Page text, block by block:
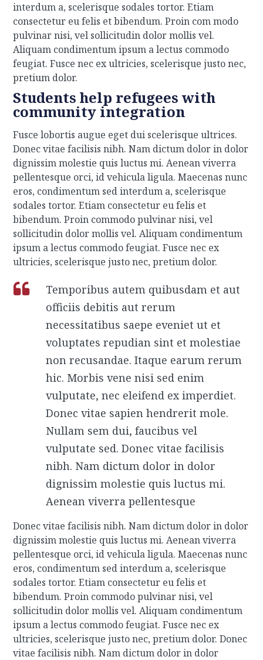
interdum a, scelerisque sodales tortor. Etiam
consectetur eu felis et bibendum. Proin com modo
pulvinar nisi, vel sollicitudin dolor mollis vel.
Aliquam condimentum ipsum a lectus commodo
feugiat. Fusce nec ex ultricies, scelerisque justo nec,
pretium dolor.
Students help refugees with
community integration
Fusce lobortis augue eget dui scelerisque ultrices.
Donec vitae facilisis nibh. Nam dictum dolor in dolor
dignissim molestie quis luctus mi. Aenean viverra
pellentesque orci, id vehicula ligula. Maecenas nunc
eros, condimentum sed interdum a, scelerisque
sodales tortor. Etiam consectetur eu felis et
bibendum. Proin commodo pulvinar nisi, vel
sollicitudin dolor mollis vel. Aliquam condimentum
ipsum a lectus commodo feugiat. Fusce nec ex
ultricies, scelerisque justo nec, pretium dolor.
Temporibus autem quibusdam et aut
officiis debitis aut rerum
necessitatibus saepe eveniet ut et
voluptates repudian sint et molestiae
non recusandae. Itaque earum rerum
hic. Morbis vene nisi sed enim
vulputate, nec eleifend ex imperdiet.
Donec vitae sapien hendrerit mole.
Nullam sem dui, faucibus vel
vulputate sed. Donec vitae facilisis
nibh. Nam dictum dolor in dolor
dignissim molestie quis luctus mi.
Aenean viverra pellentesque
Donec vitae facilisis nibh. Nam dictum dolor in dolor
dignissim molestie quis luctus mi. Aenean viverra
pellentesque orci, id vehicula ligula. Maecenas nunc
eros, condimentum sed interdum a, scelerisque
sodales tortor. Etiam consectetur eu felis et
bibendum. Proin commodo pulvinar nisi, vel
sollicitudin dolor mollis vel. Aliquam condimentum
ipsum a lectus commodo feugiat. Fusce nec ex
ultricies, scelerisque justo nec, pretium dolor.Donec
vitae facilisis nibh. Nam dictum dolor in dolor